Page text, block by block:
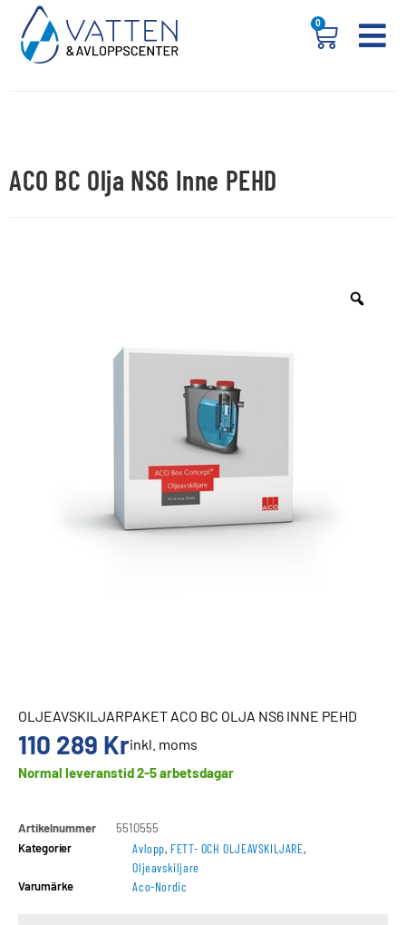
0
ACO BC Olja NS6 Inne PEHD
OLJEAVSKILJARPAKET ACO BC OLJA NS6 INNE PEHD
110 289 Krinkl. moms
Normal leveranstid 2-5 arbetsdagar
Artikelnummer
5510555
Kategorier
Avlopp, FETT- OCH OLJEAVSKILJARE,
Oljeavskiljare
Varumärke Aco-Nordic